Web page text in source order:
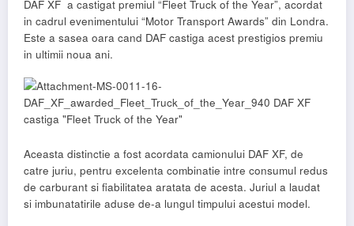
DAF XF a castigat premiul “Fleet Truck of the Year”, acordat
in cadrul evenimentului “Motor Transport Awards” din Londra.
Este a sasea oara cand DAF castiga acest prestigios premiu
in ultimii noua ani.
Aceasta distinctie a fost acordata camionului DAF XF, de
catre juriu, pentru excelenta combinatie intre consumul redus
de carburant si fiabilitatea aratata de acesta. Juriul a laudat
si imbunatatirile aduse de-a lungul timpului acestui model.